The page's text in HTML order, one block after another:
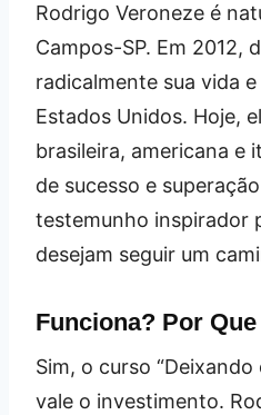
Rodrigo Veroneze é
Campos-SP. Em 2012,
radicalmente sua vida
Estados Unidos. Hoje,
brasileira, americana e
de sucesso e
testemunho inspirador
desejam seguir um
Funciona? Por
Sim, o curso
vale o investimento.